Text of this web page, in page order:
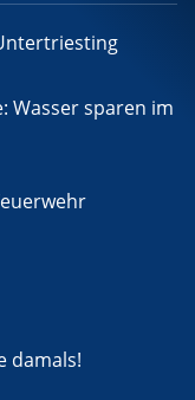
Wasser sparen im
damals!